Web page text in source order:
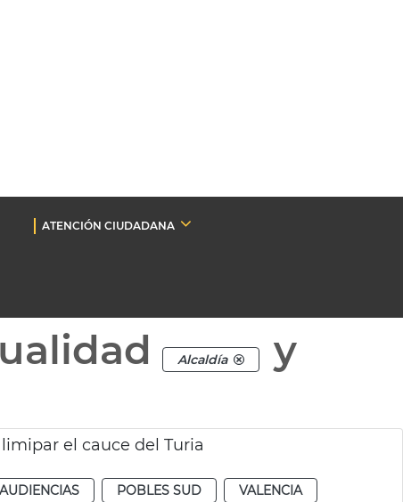
ATENCIÓN CIUDADANA
Alcaldía
y
el cauce del Turia
POBLES SUD
VALENCIA